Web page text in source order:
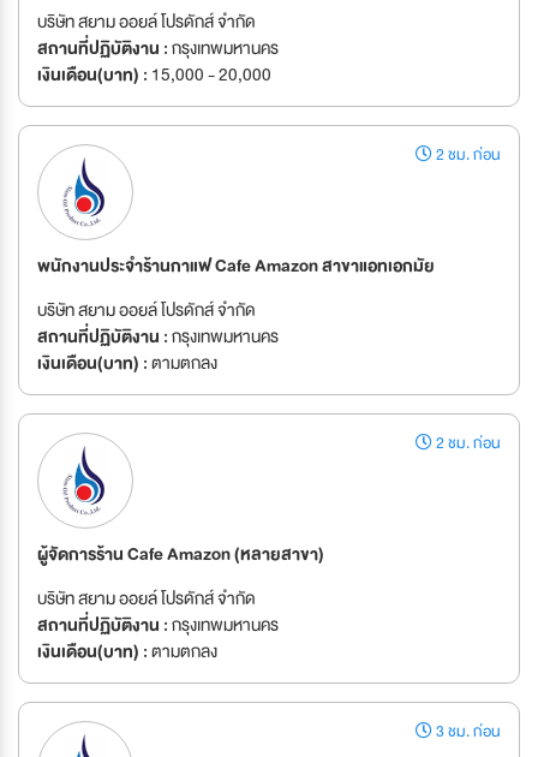
บริษัท สยาม ออยล์ โปรดักส์ จำกัด
สถานที่ปฏิบัติงาน :กรุงเทพมหานคร
เงินเดือน(บาท) : 15,000 - 20,000
2 ชม. ก่อน
พนักงานประจำร้านกาแฟ Cafe Amazon สาขาแอทเอกมัย
บริษัท สยาม ออยล์ โปรดักส์ จำกัด
สถานที่ปฏิบัติงาน :กรุงเทพมหานคร
เงินเดือน(บาท) :ตามตกลง
2 ชม. ก่อน
ผู้จัดการร้าน Cafe Amazon (หลายสาขา)
บริษัท สยาม ออยล์ โปรดักส์ จำกัด
สถานที่ปฏิบัติงาน :กรุงเทพมหานคร
เงินเดือน(บาท) :ตามตกลง
3 ชม. ก่อน